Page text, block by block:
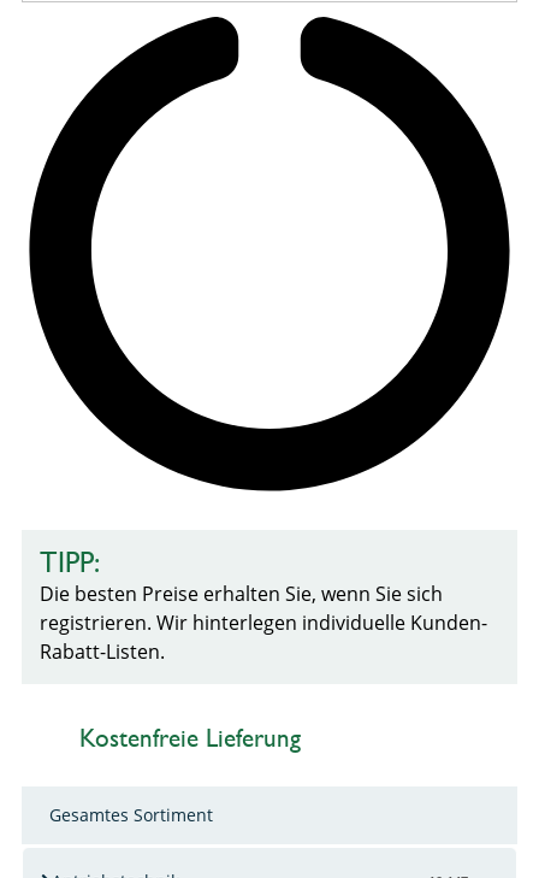
TIPP:
Die besten Preise erhalten Sie, wenn Sie sich
registrieren. Wir hinterlegen individuelle Kunden-
Rabatt-Listen.
Kostenfreie Lieferung
Gesamtes Sortiment